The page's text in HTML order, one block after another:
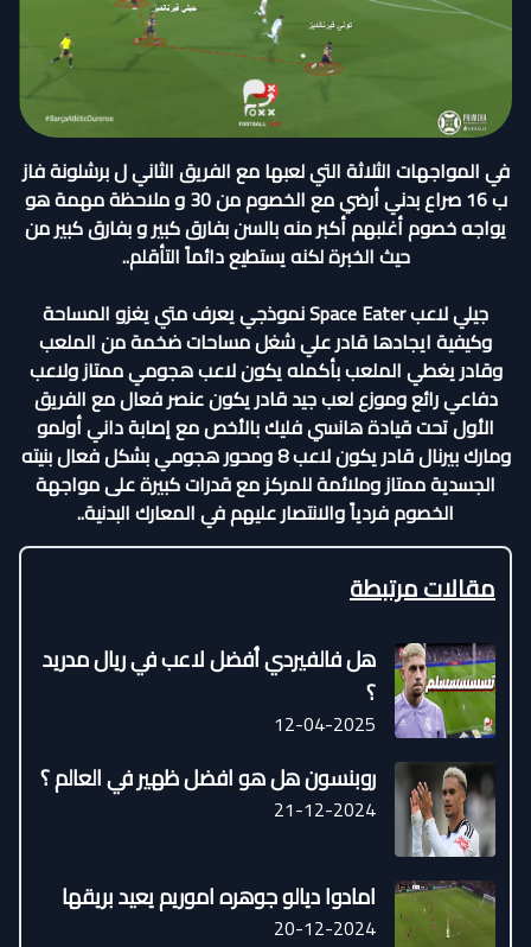
في المواجهات الثلاثة التي لعبها مع الفريق الثاني ل برشلونة فاز
ب 16 صراع بدني أرضي مع الخصوم من 30 و ملاحظة مهمة هو
يواجه خصوم أغلبهم أكبر منه بالسن بفارق كبير و بفارق كبير من
حيث الخبرة لكنه يستطيع دائماً التأقلم..
جيلي لاعب Space Eater نموذجي يعرف متي يغزو المساحة
وكيفية ايجادها قادر علي شغل مساحات ضخمة من الملعب
وقادر يغطي الملعب بأكمله يكون لاعب هجومي ممتاز ولاعب
دفاعي رائع وموزع لعب جيد قادر يكون عنصر فعال مع الفريق
الأول تحت قيادة هانسي فليك بالأخص مع إصابة داني أولمو
ومارك بيرنال قادر يكون لاعب 8 ومحور هجومي بشكل فعال بنيته
الجسدية ممتاز وملائمة للمركز مع قدرات كبيرة على مواجهة
الخصوم فردياً والانتصار عليهم في المعارك البدنية..
مقالات مرتبطة
هل فالفيردي أفضل لاعب في ريال مدريد
؟
12-04-2025
روبنسون هل هو افضل ظهير في العالم ؟
21-12-2024
امادوا ديالو جوهره اموريم يعيد بريقها
20-12-2024